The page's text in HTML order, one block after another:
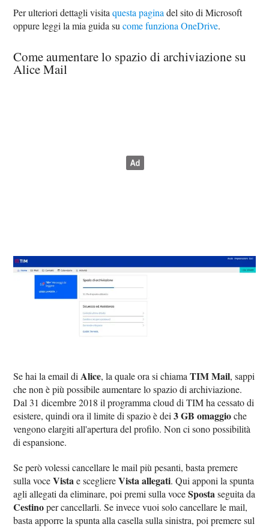
Per ulteriori dettagli visitaquesta pagina del sito di Microsoft
oppure leggi la mia guida sucome funziona OneDrive.
Come aumentare lo spazio di archiviazione su
Alice Mail
Se hai la email di Alice, la quale ora si chiamaTIM Mail, sappi
che non è più possibile aumentare lo spazio di archiviazione.
Dal 31 dicembre 2018 il programma cloud di TIM ha cessato di
esistere, quindi ora il limite di spazio è dei3 GB omaggioche
vengono elargiti all'apertura del profilo. Non ci sono possibilità
di espansione.
Se però volessi cancellare le mail più pesanti, basta premere
sulla voceVistae scegliereVista allegati. Qui apponi la spunta
agli allegati da eliminare, poi premi sulla voceSpostaseguita da
Cestinoper cancellarli. Se invece vuoi solo cancellare le mail,
basta apporre la spunta alla casella sulla sinistra, poi premere sul